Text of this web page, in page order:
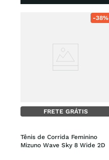
-38%
FRETE GRÁTIS
Tênis de Corrida Feminino
Mizuno Wave Sky 8 Wide 2D